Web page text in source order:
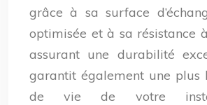
grâce à sa surface
optimisée et à sa résistance
assurant une durabilité
garantit également une plus
de vie de votre